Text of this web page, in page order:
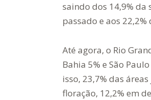
saindo dos 14,9% da
passado e aos
Até agora, o Rio
Bahia 5% e São
isso, 23,7% das
floração, 12,2% em